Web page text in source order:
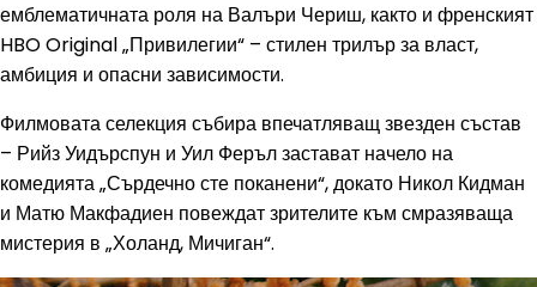
емблематичната роля на Валъри Чериш, както и френският
HBO Original „Привилегии“ – стилен трилър за власт,
амбиция и опасни зависимости.
Филмовата селекция събира впечатляващ звезден състав
– Рийз Уидърспун и Уил Феръл застават начело на
комедията „Сърдечно сте поканени“, докато Никол Кидман
и Матю Макфадиен повеждат зрителите към смразяваща
мистерия в „Холанд, Мичиган“.